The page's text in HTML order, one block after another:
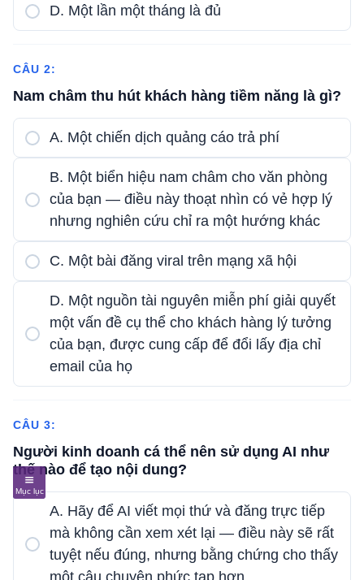
D. Một lần một tháng là đủ
CÂU 2:
Nam châm thu hút khách hàng tiềm năng là gì?
A. Một chiến dịch quảng cáo trả phí
B. Một biển hiệu nam châm cho văn phòng
của bạn — điều này thoạt nhìn có vẻ hợp lý
nhưng nghiên cứu chỉ ra một hướng khác
C. Một bài đăng viral trên mạng xã hội
D. Một nguồn tài nguyên miễn phí giải quyết
một vấn đề cụ thể cho khách hàng lý tưởng
của bạn, được cung cấp để đổi lấy địa chỉ
email của họ
CÂU 3:
Người kinh doanh cá thể nên sử dụng AI như
thế nào để tạo nội dung?
A. Hãy để AI viết mọi thứ và đăng trực tiếp
mà không cần xem xét lại — điều này sẽ rất
tuyệt nếu đúng, nhưng bằng chứng cho thấy
một câu chuyện phức tạp hơn